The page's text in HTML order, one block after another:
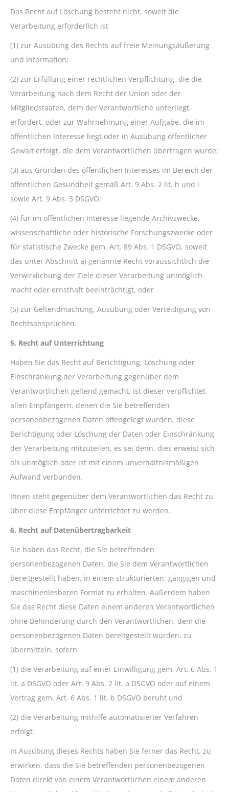
Das Recht auf Löschung besteht nicht, soweit die
Verarbeitung erforderlich ist
(1) zur Ausübung des Rechts auf freie Meinungsäußerung
und Information;
(2) zur Erfüllung einer rechtlichen Verpflichtung, die die
Verarbeitung nach dem Recht der Union oder der
Mitgliedstaaten, dem der Verantwortliche unterliegt,
erfordert, oder zur Wahrnehmung einer Aufgabe, die im
öffentlichen Interesse liegt oder in Ausübung öffentlicher
Gewalt erfolgt, die dem Verantwortlichen übertragen wurde;
(3) aus Gründen des öffentlichen Interesses im Bereich der
öffentlichen Gesundheit gemäß Art. 9 Abs. 2 lit. h und i
sowie Art. 9 Abs. 3 DSGVO;
(4) für im öffentlichen Interesse liegende Archivzwecke,
wissenschaftliche oder historische Forschungszwecke oder
für statistische Zwecke gem. Art. 89 Abs. 1 DSGVO, soweit
das unter Abschnitt a) genannte Recht voraussichtlich die
Verwirklichung der Ziele dieser Verarbeitung unmöglich
macht oder ernsthaft beeinträchtigt, oder
(5) zur Geltendmachung, Ausübung oder Verteidigung von
Rechtsansprüchen.
5. Recht auf Unterrichtung
Haben Sie das Recht auf Berichtigung, Löschung oder
Einschränkung der Verarbeitung gegenüber dem
Verantwortlichen geltend gemacht, ist dieser verpflichtet,
allen Empfängern, denen die Sie betreffenden
personenbezogenen Daten offengelegt wurden, diese
Berichtigung oder Löschung der Daten oder Einschränkung
der Verarbeitung mitzuteilen, es sei denn, dies erweist sich
als unmöglich oder ist mit einem unverhältnismäßigen
Aufwand verbunden.
Ihnen steht gegenüber dem Verantwortlichen das Recht zu,
über diese Empfänger unterrichtet zu werden.
6. Recht auf Datenübertragbarkeit
Sie haben das Recht, die Sie betreffenden
personenbezogenen Daten, die Sie dem Verantwortlichen
bereitgestellt haben, in einem strukturierten, gängigen und
maschinenlesbaren Format zu erhalten. Außerdem haben
Sie das Recht diese Daten einem anderen Verantwortlichen
ohne Behinderung durch den Verantwortlichen, dem die
personenbezogenen Daten bereitgestellt wurden, zu
übermitteln, sofern
(1) die Verarbeitung auf einer Einwilligung gem. Art. 6 Abs. 1
lit. a DSGVO oder Art. 9 Abs. 2 lit. a DSGVO oder auf einem
Vertrag gem. Art. 6 Abs. 1 lit. b DSGVO beruht und
(2) die Verarbeitung mithilfe automatisierter Verfahren
erfolgt.
In Ausübung dieses Rechts haben Sie ferner das Recht, zu
erwirken, dass die Sie betreffenden personenbezogenen
Daten direkt von einem Verantwortlichen einem anderen